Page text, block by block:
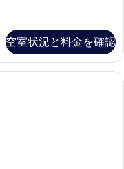
空室状況と料金を確認
遮光カーテン、WiFi (無料)